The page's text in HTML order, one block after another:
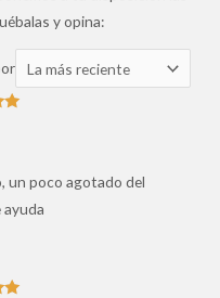
y opina:
Ordenar
las
un poco agotado del
ayuda